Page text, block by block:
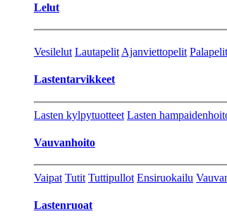
Lelut
Vesilelut Lautapelit Ajanviettopelit Palapelit
Lastentarvikkeet
Lasten kylpytuotteet Lasten
Vauvanhoito
Vaipat Tutit Tuttipullot Ensiruokailu
Lastenruoat